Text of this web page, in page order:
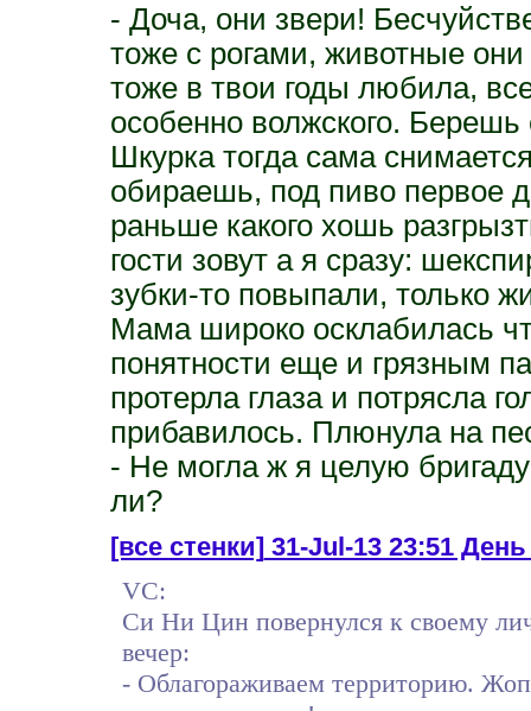
- Доча, они звери!
тоже с рогами, животные
тоже в твои годы любила,
особенно волжского. Берешь
Шкурка тогда сама
обираешь, под пиво первое
раньше какого хошь
гости зовут а я сразу:
зубки-то повыпали, только
Мама широко осклабилась
понятности еще и грязным
протерла глаза и потрясла
прибавилось. Плюнула на
- Не могла ж я целую
ли?
[все стенки]31-Jul-13 23:51 День
VC:
Си Ни Цин повернулся к своему
вечер:
- Облагораживаем территорию.